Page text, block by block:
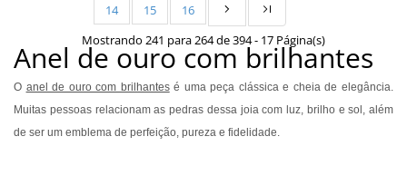
14
15
16
Mostrando 241 para 264 de 394 - 17 Página(s)
Anel de ouro com brilhantes
O anel de ouro com brilhantesé uma peça clássica e cheia de elegância.
Muitas pessoas relacionam as pedras dessa joia com luz, brilho e sol, além
de ser um emblema de perfeição, pureza e fidelidade.